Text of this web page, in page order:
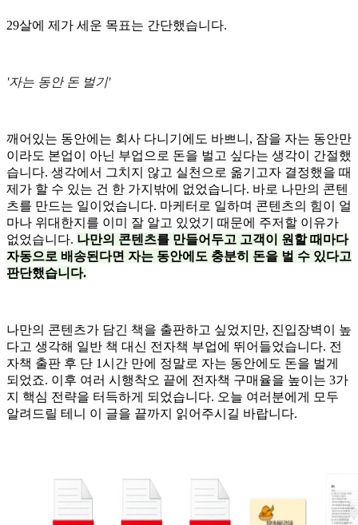
29살에 제가 세운 목표는 간단했습니다.
'자는 동안 돈 벌기'
깨어있는 동안에는 회사 다니기에도 바쁘니, 잠을 자는 동안만
이라도 본업이 아닌 부업으로 돈을 벌고 싶다는 생각이 간절했
습니다. 생각에서 그치지 않고 실천으로 옮기고자 결정했을 때
제가 할 수 있는 건 한 가지밖에 없었습니다. 바로 나만의 콘텐
츠를 만드는 일이었습니다. 마케터로 일하며 콘텐츠의 힘이 얼
마나 위대한지를 이미 잘 알고 있었기 때문에 주저할 이유가
없었습니다. 나만의 콘텐츠를 만들어두고 고객이 원할 때마다
자동으로 배송된다면 자는 동안에도 충분히 돈을 벌 수 있다고
판단했습니다.
나만의 콘텐츠가 담긴 책을 출판하고 싶었지만, 진입장벽이 높
다고 생각해 일반 책 대신 전자책 부업에 뛰어들었습니다. 전
자책 출판 후 단 1시간 만에 정말로 자는 동안에도 돈을 벌게
되었죠. 이후 여러 시행착오 끝에 전자책 구매율을 높이는 3가
지 핵심 전략을 터득하게 되었습니다. 오늘 여러분에게 모두
알려드릴 테니 이 글을 끝까지 읽어주시길 바랍니다.